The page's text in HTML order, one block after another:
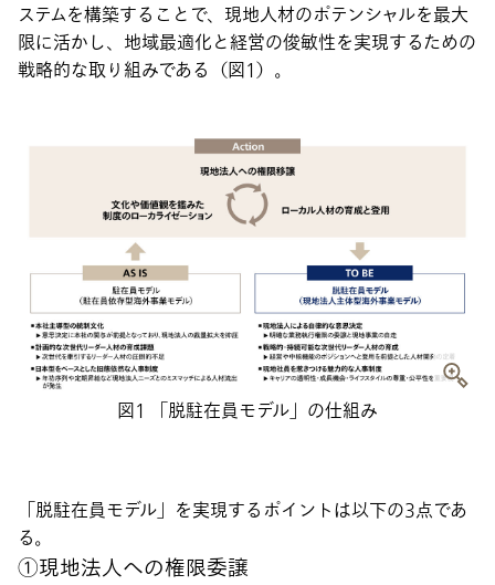
ステムを構築することで、現地人材のポテンシャルを最大
限に活かし、地域最適化と経営の俊敏性を実現するための
戦略的な取り組みである（図1）。
図1 「脱駐在員モデル」の仕組み
「脱駐在員モデル」を実現するポイントは以下の3点であ
る。
①現地法人への権限委譲